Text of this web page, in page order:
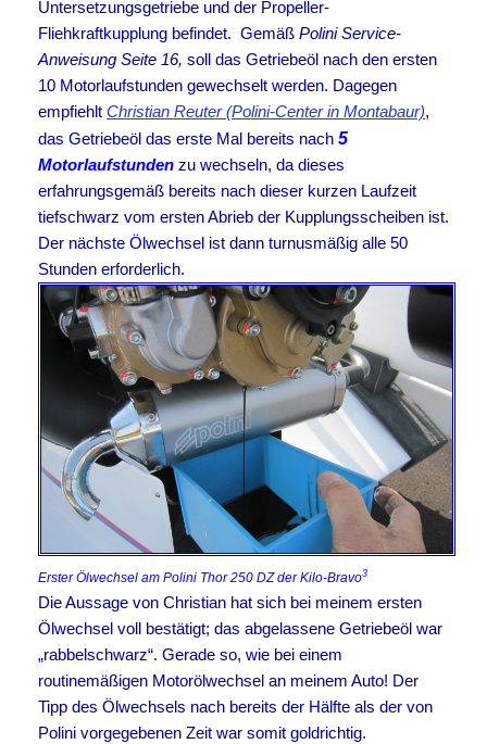
Untersetzungsgetriebe und der Propeller-
Fliehkraftkupplung befindet. Gemäß Polini Service-
Anweisung Seite 16, soll das Getriebeöl nach den ersten
10 Motorlaufstunden gewechselt werden. Dagegen
empfiehlt Christian Reuter (Polini-Center in Montabaur),
das Getriebeöl das erste Mal bereits nach 5
Motorlaufstunden zu wechseln, da dieses
erfahrungsgemäß bereits nach dieser kurzen Laufzeit
tiefschwarz vom ersten Abrieb der Kupplungsscheiben ist.
Der nächste Ölwechsel ist dann turnusmäßig alle 50
Stunden erforderlich.
Erster Ölwechsel am Polini Thor 250 DZ der Kilo-Bravo3
Die Aussage von Christian hat sich bei meinem ersten
Ölwechsel voll bestätigt; das abgelassene Getriebeöl war
„rabbelschwarz“. Gerade so, wie bei einem
routinemäßigen Motorölwechsel an meinem Auto! Der
Tipp des Ölwechsels nach bereits der Hälfte als der von
Polini vorgegebenen Zeit war somit goldrichtig.